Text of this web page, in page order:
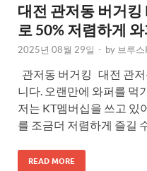
대전 관저동 버거
로 50% 저렴하게
2025년 08월 29일 - by 브루스
관저동 버거킹 대전 관
니다. 오랜만에 와퍼를 먹
저는 KT멤버십을 쓰고 있
를 조금더 저렴하게 즐길
READ MORE